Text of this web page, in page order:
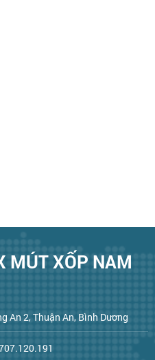
MÚT XỐP NAM
An 2, Thuận An, Bình Dương